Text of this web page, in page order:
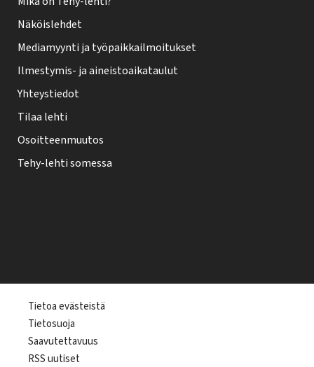
Näköislehdet
Mediamyynti ja työpaikkailmoitukset
Ilmestymis- ja aineistoaikataulut
Yhteystiedot
Tilaa lehti
Osoitteenmuutos
Tehy-lehti somessa
Tietoa evästeistä
Tietosuoja
Saavutettavuus
RSS uutiset